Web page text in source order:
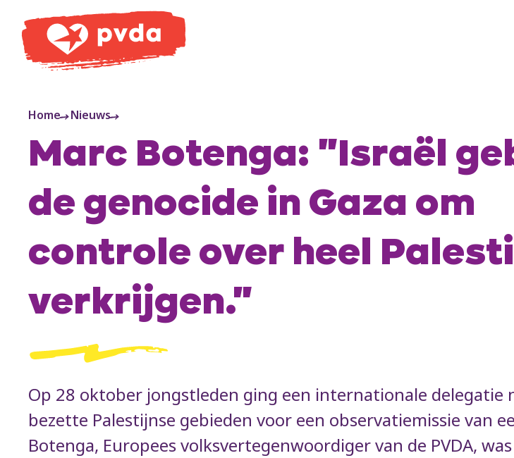
Home Nieuws
Marc Botenga: "Israël
de genocide in Gaza om
controle over heel
verkrijgen."
Op 28 oktober jongstleden ging een internationale delegatie
bezette Palestijnse gebieden voor een observatiemissie van
Botenga, Europees volksvertegenwoordiger van de PVDA,